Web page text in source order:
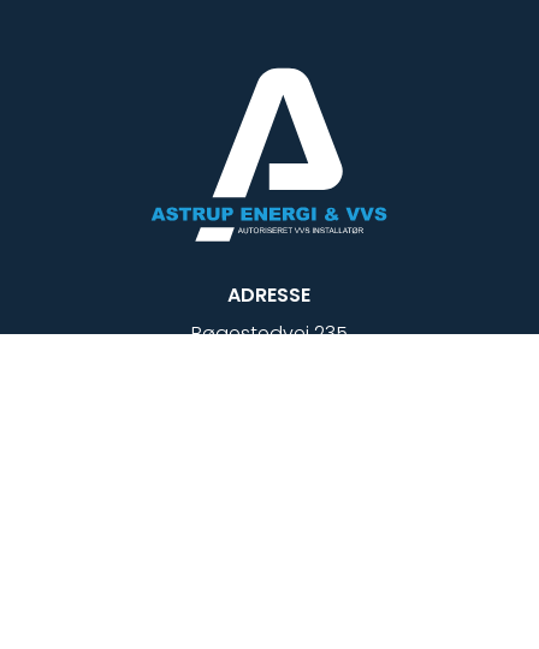
ADRESSE
Bøgestedvej 235